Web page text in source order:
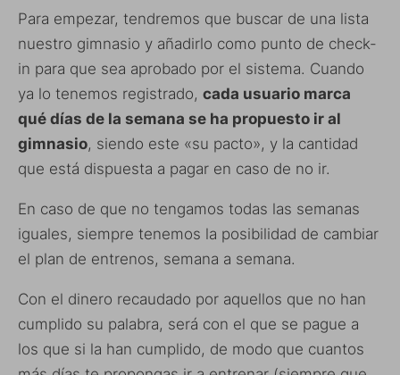
Para empezar, tendremos que buscar de una lista
nuestro gimnasio y añadirlo como punto de check-
in para que sea aprobado por el sistema. Cuando
ya lo tenemos registrado, cada usuario marca
qué días de la semana se ha propuesto ir al
gimnasio, siendo este «su pacto», y la cantidad
que está dispuesta a pagar en caso de no ir.
En caso de que no tengamos todas las semanas
iguales, siempre tenemos la posibilidad de cambiar
el plan de entrenos, semana a semana.
Con el dinero recaudado por aquellos que no han
cumplido su palabra, será con el que se pague a
los que si la han cumplido, de modo que cuantos